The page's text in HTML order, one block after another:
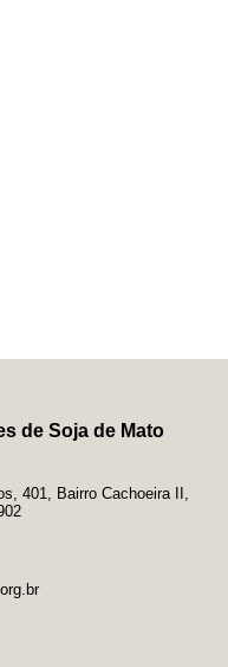
de Soja de Mato
401, Bairro Cachoeira II,